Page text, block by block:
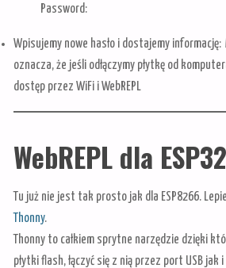
Password:
Wpisujemy nowe hasło i dostajemy informację:
oznacza, że jeśli odłączymy płytkę od
dostęp przez WiFi i WebREPL
WebREPL dla ESP32
Tu już nie jest tak prosto jak dla ESP8266.
Thonny.
Thonny to całkiem sprytne narzędzie dzięki
płytki flash, łączyć się z nią przez port USB jak